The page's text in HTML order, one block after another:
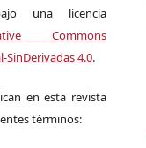
una licencia
Commons
4.0.
en esta revista
términos: